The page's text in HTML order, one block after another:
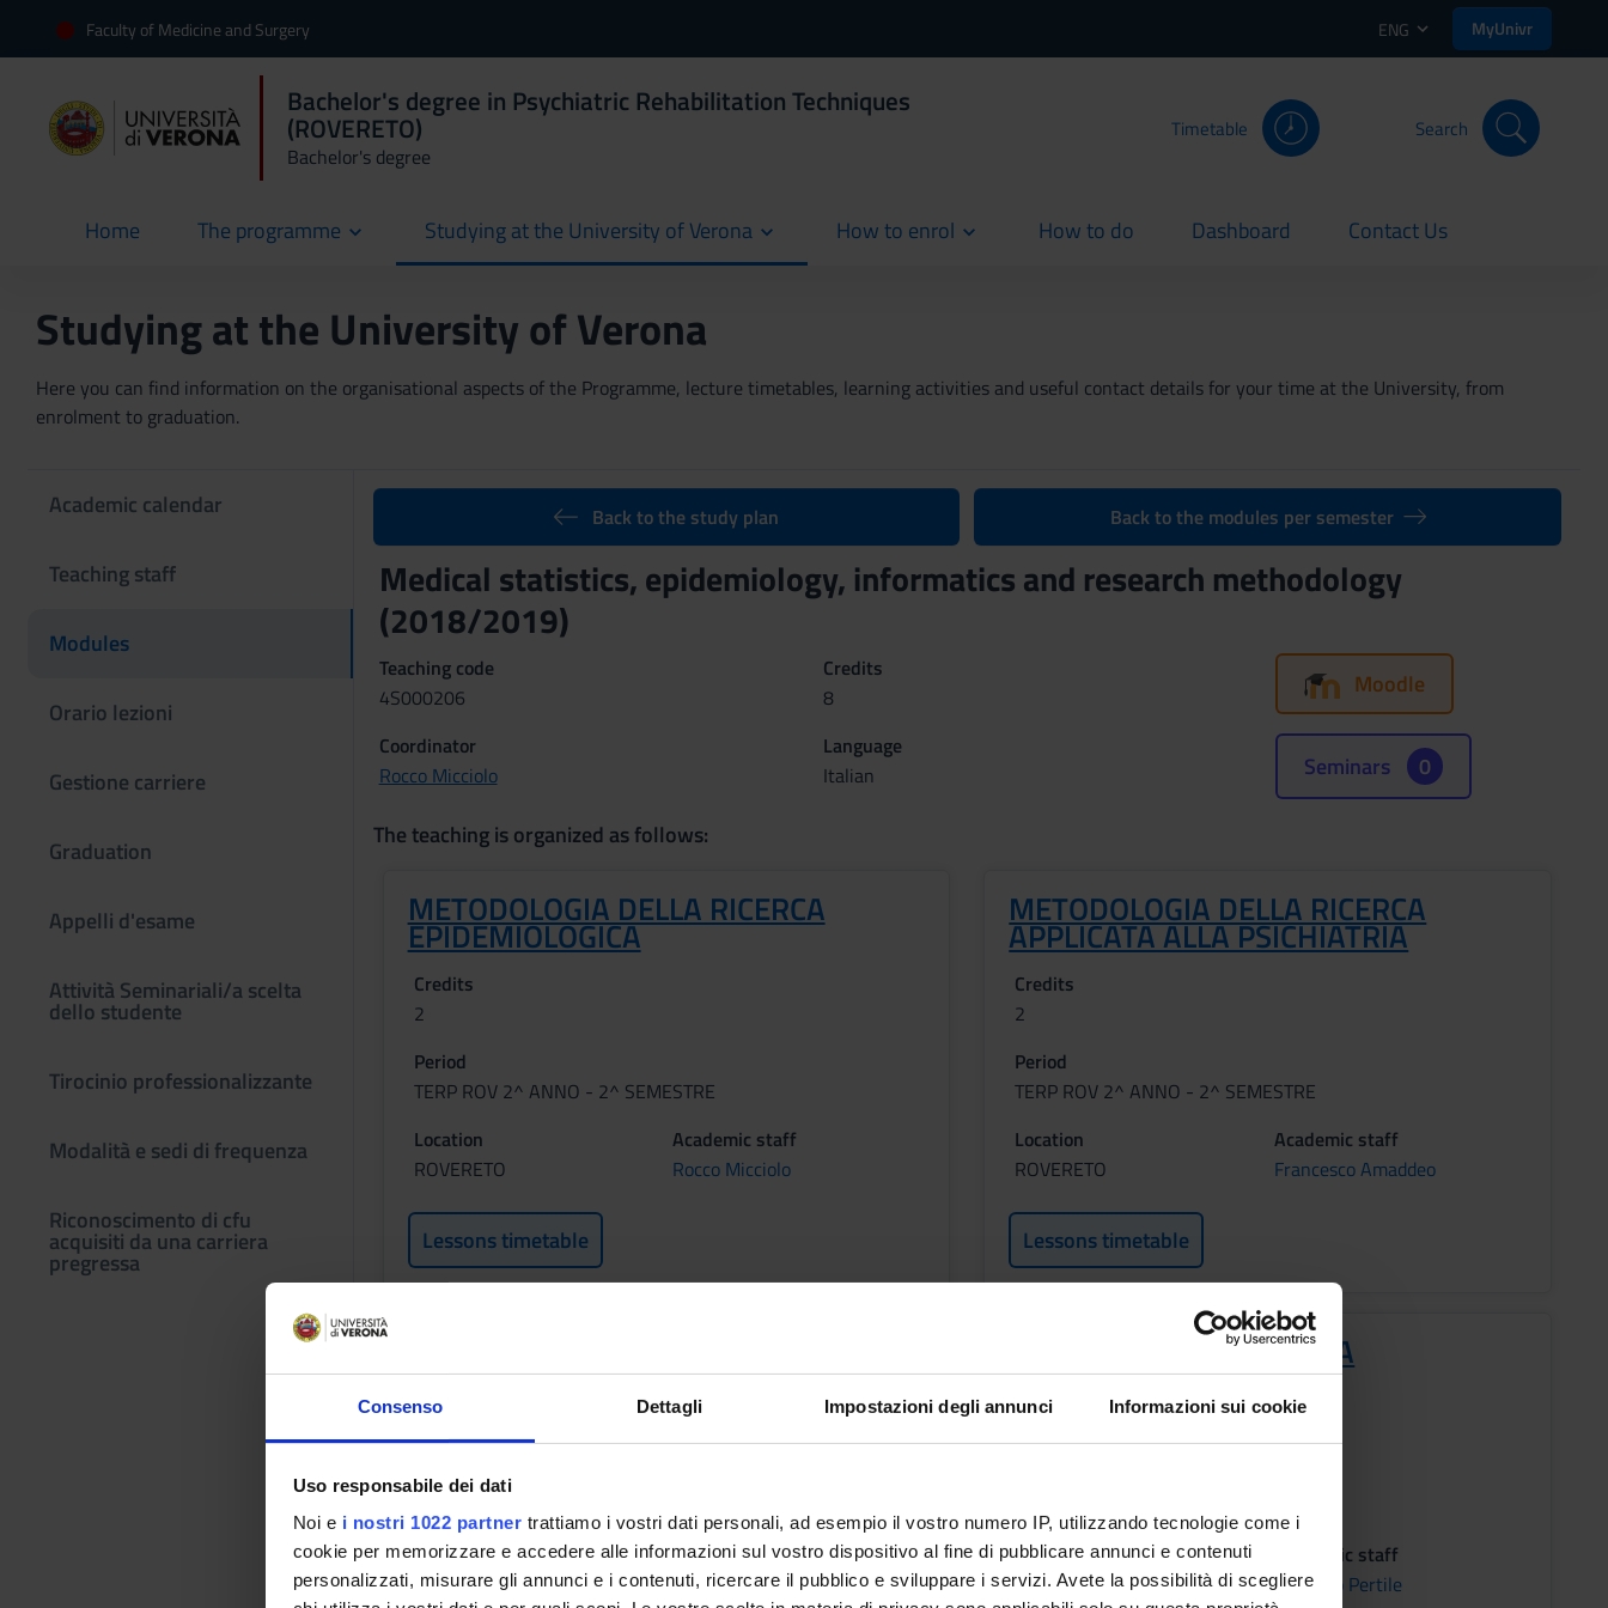
Consenso Dettagli Impostazioni degli annunci Informazioni sui cookie
Uso responsabile dei dati
Noi e i nostri 1022 partner trattiamo i vostri dati personali, ad esempio il vostro numero IP, utilizzando tecnologie come i
cookie per memorizzare e accedere alle informazioni sul vostro dispositivo al fine di pubblicare annunci e contenuti
personalizzati, misurare gli annunci e i contenuti, ricercare il pubblico e sviluppare i servizi. Avete la possibilità di scegliere
Faculty of Medicine and Surgery ENG MyUnivr
Bachelor's degree in Psychiatric Rehabilitation Techniques
(ROVERETO)
Bachelor's degree
Timetable Search
Home
current The programme Studying at the University of Verona How to enrol How to do
current Dashboard
current Contact Us
current
Studying at the University of Verona
Here you can find information on the organisational aspects of the Programme, lecture timetables, learning activities and useful contact details for your time at the University, from
enrolment to graduation.
Academic calendar
Teaching staff
Modules
Orario lezioni
Gestione carriere
Graduation
Appelli d'esame
Attività Seminariali/a scelta
dello studente
Tirocinio professionalizzante
Modalità e sedi di frequenza
Riconoscimento di cfu
acquisiti da una carriera
pregressa
Back to the study plan Back to the modules per semester
Medical statistics, epidemiology, informatics and research methodology
(2018/2019)
Teaching code
4S000206
Credits
8
Coordinator
Rocco Micciolo
Language
Italian
Moodle
Seminars 0
The teaching is organized as follows:
METODOLOGIA DELLA RICERCA
EPIDEMIOLOGICA
Credits
2
Period
TERP ROV 2^ ANNO - 2^ SEMESTRE
Location
ROVERETO
Academic staff
Rocco Micciolo
Lessons timetable
METODOLOGIA DELLA RICERCA
APPLICATA ALLA PSICHIATRIA
Credits
2
Period
TERP ROV 2^ ANNO - 2^ SEMESTRE
Location
ROVERETO
Academic staff
Francesco Amaddeo
Lessons timetable
Credits
Period
Location
ROVERETO
Academic staff
Lucia Cazzoletti
INFORMATICA APPLICATA
Credits
Location
ROVERETO
Academic staff
Riccardo Pertile